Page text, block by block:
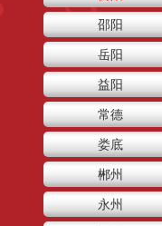
邵阳
岳阳
益阳
常德
娄底
郴州
永州